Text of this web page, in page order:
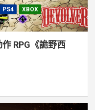
PS4
XBOX
RPG《詭野西